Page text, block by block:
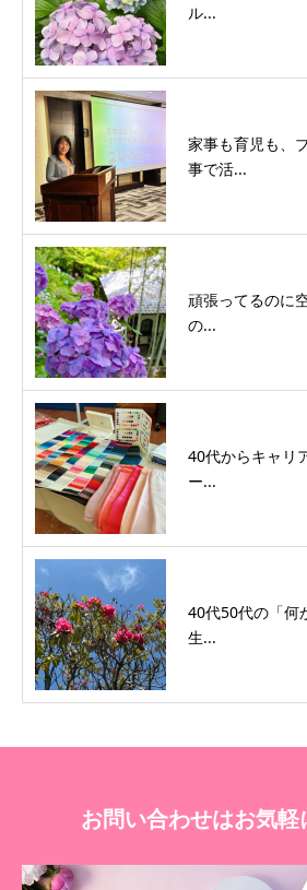
ル...
家事も育児も、
事で活...
頑張ってるのに
の...
40代からキャリ
ー...
40代50代の「何
生...
お問い合わせはお気軽